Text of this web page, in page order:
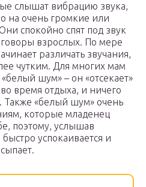
слышат вибрацию звука,
на очень громкие или
спокойно спят под звук
взрослых. По мере
различать звучания,
чутким. Для многих мам
шум» – он «отсекает»
время отдыха, и ничего
Также «белый шум» очень
которые младенец
поэтому, услышав
успокаивается и